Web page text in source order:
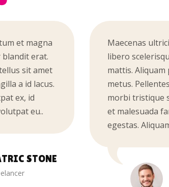
et magna
erat.
sit amet
a id lacus.
ex, id
eu..
STONE
Maecenas
libero
mattis.
metus.
morbi tristique
et malesuada
egestas.